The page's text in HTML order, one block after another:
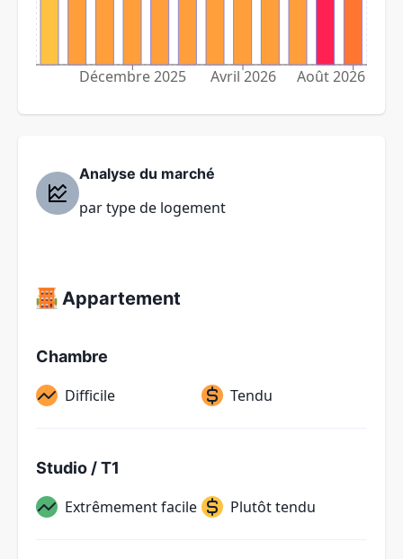
Décembre 2025 Avril 2026 Août 2026
Analyse du marché
par type de logement
Appartement
Chambre
Difficile Tendu
Studio / T1
Extrêmement facile Plutôt tendu